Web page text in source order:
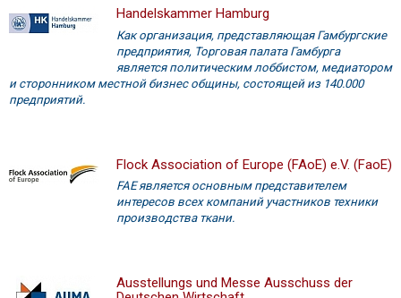
Handelskammer Hamburg
Как организация, представляющая Гамбургские
предприятия, Торговая палата Гамбурга
является политическим лоббистом, медиатором
и сторонником местной бизнес общины, состоящей из 140.000
предприятий.
Flock Association of Europe (FAoE) e.V. (FaoE)
FAE является основным представителем
интересов всех компаний участников техники
производства ткани.
Ausstellungs und Messe Ausschuss der